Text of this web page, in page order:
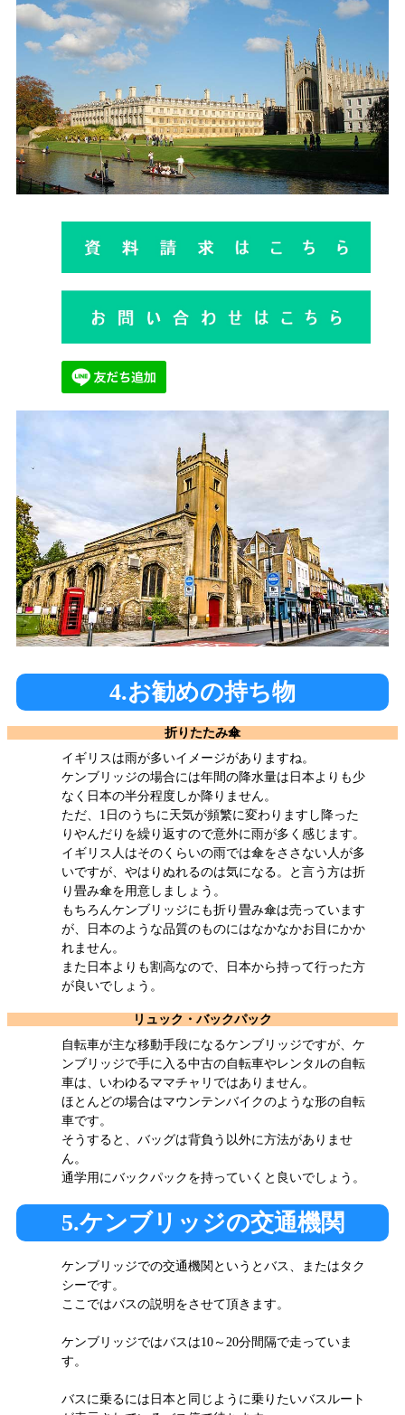
4.お勧めの持ち物
折りたたみ傘
イギリスは雨が多いイメージがありますね。
ケンブリッジの場合には年間の降水量は日本よりも少
なく日本の半分程度しか降りません。
ただ、1日のうちに天気が頻繁に変わりますし降った
りやんだりを繰り返すので意外に雨が多く感じます。
イギリス人はそのくらいの雨では傘をささない人が多
いですが、やはりぬれるのは気になる。と言う方は折
り畳み傘を用意しましょう。
もちろんケンブリッジにも折り畳み傘は売っています
が、日本のような品質のものにはなかなかお目にかか
れません。
また日本よりも割高なので、日本から持って行った方
が良いでしょう。
リュック・バックパック
自転車が主な移動手段になるケンブリッジですが、ケ
ンブリッジで手に入る中古の自転車やレンタルの自転
車は、いわゆるママチャリではありません。
ほとんどの場合はマウンテンバイクのような形の自転
車です。
そうすると、バッグは背負う以外に方法がありませ
ん。
通学用にバックパックを持っていくと良いでしょう。
5.ケンブリッジの交通機関
ケンブリッジでの交通機関というとバス、またはタク
シーです。
ここではバスの説明をさせて頂きます。
ケンブリッジではバスは10～20分間隔で走っていま
す。
バスに乗るには日本と同じように乗りたいバスルート